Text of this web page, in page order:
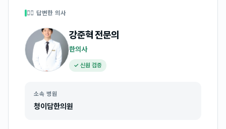
👩‍⚕️ 답변한 의사
강준혁전문의
한의사
✓ 신원 검증
소속 병원
청이담한의원